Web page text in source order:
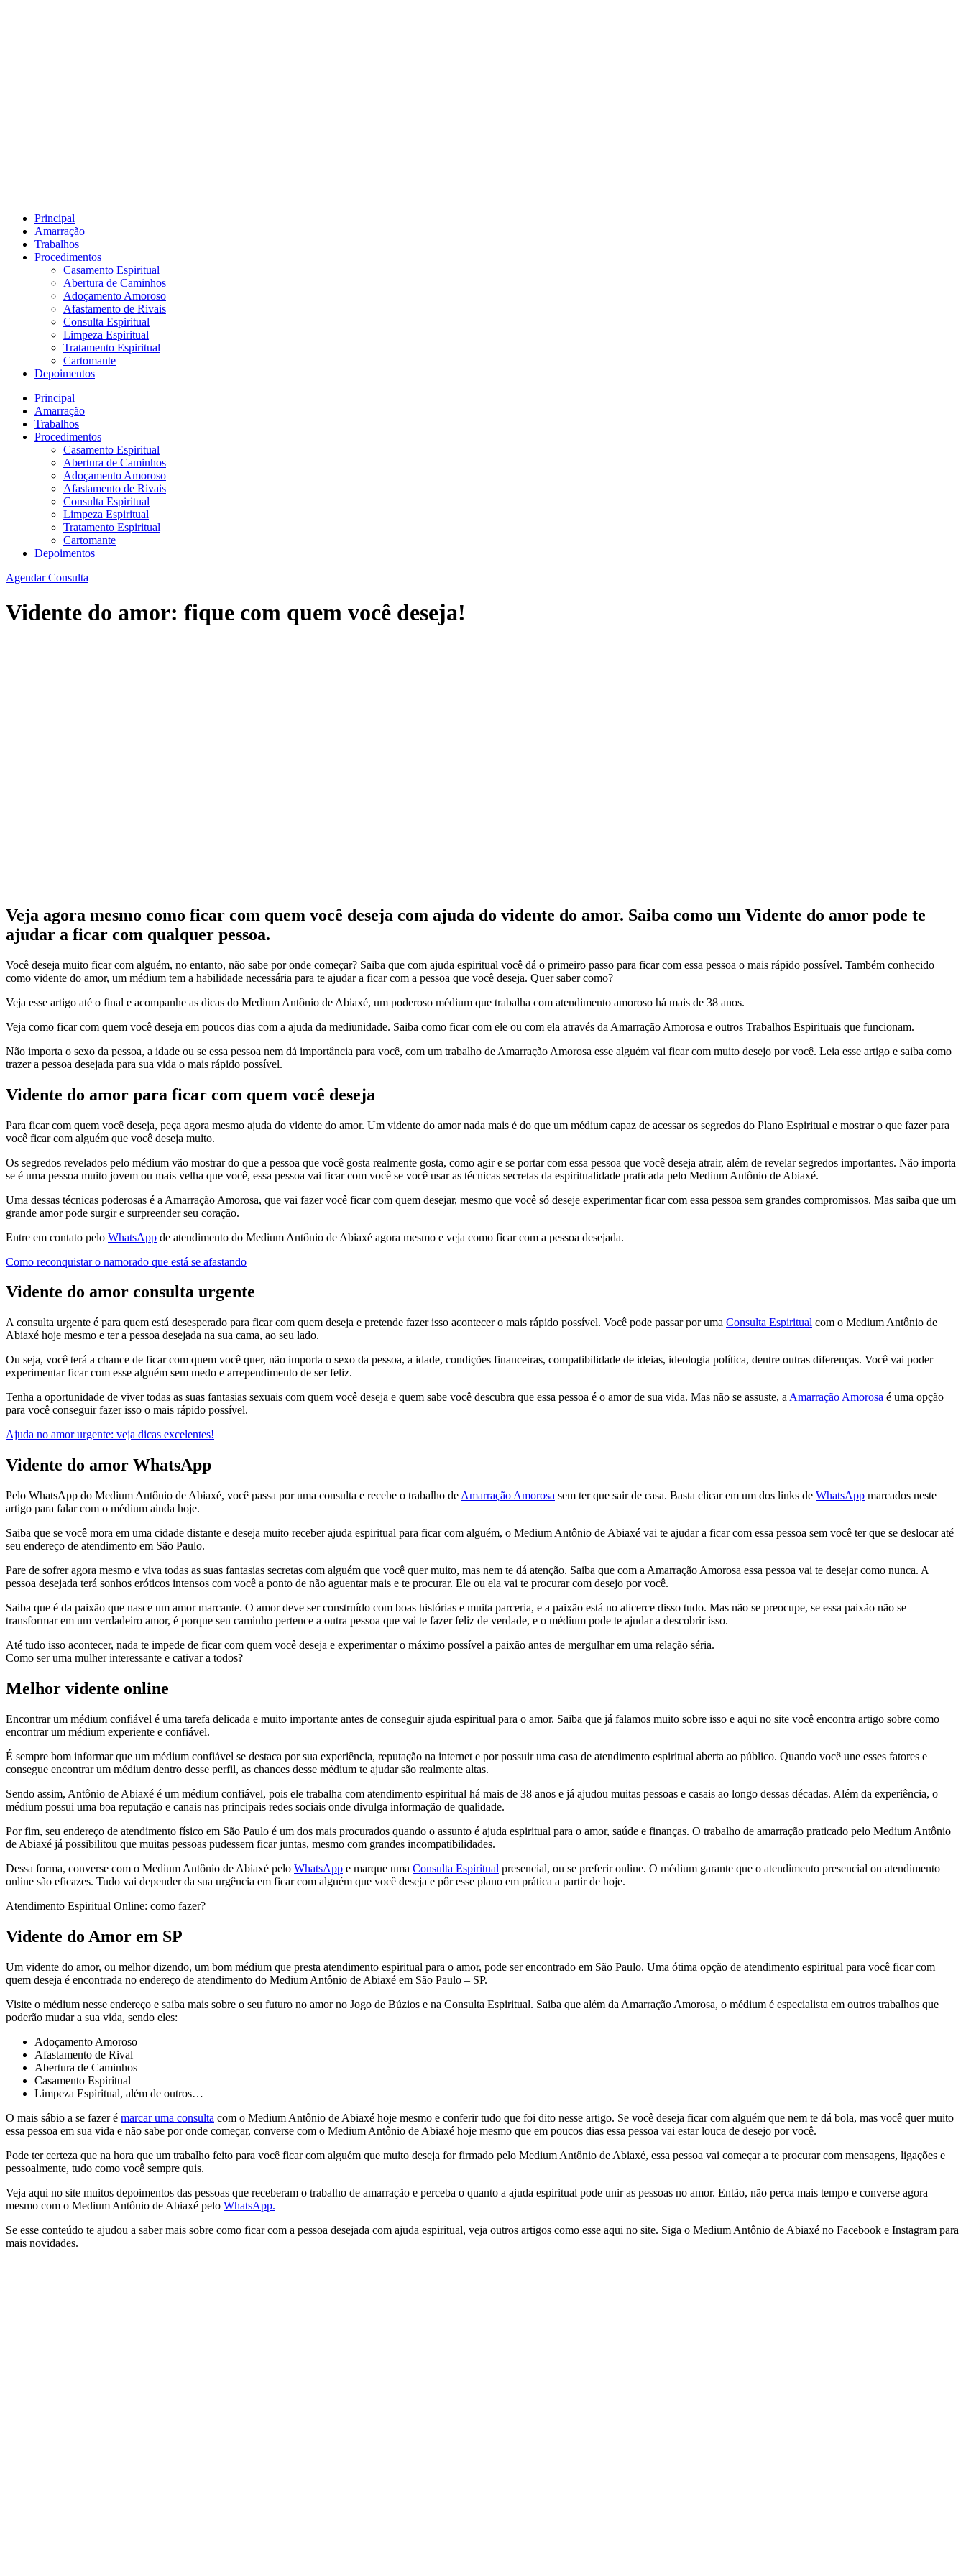
Principal
Amarração
Trabalhos
Procedimentos
Casamento Espiritual
Abertura de Caminhos
Adoçamento Amoroso
Afastamento de Rivais
Consulta Espiritual
Limpeza Espiritual
Tratamento Espiritual
Cartomante
Depoimentos
Principal
Amarração
Trabalhos
Procedimentos
Casamento Espiritual
Abertura de Caminhos
Adoçamento Amoroso
Afastamento de Rivais
Consulta Espiritual
Limpeza Espiritual
Tratamento Espiritual
Cartomante
Depoimentos
Agendar Consulta
Vidente do amor: fique com quem você deseja!
Veja agora mesmo como ficar com quem você deseja com ajuda do vidente do amor. Saiba como um Vidente do amor pode te
ajudar a ficar com qualquer pessoa.
Você deseja muito ficar com alguém, no entanto, não sabe por onde começar? Saiba que com ajuda espiritual você dá o primeiro passo para ficar com essa pessoa o mais rápido possível. Também conhecido
como vidente do amor, um médium tem a habilidade necessária para te ajudar a ficar com a pessoa que você deseja. Quer saber como?
Veja esse artigo até o final e acompanhe as dicas do Medium Antônio de Abiaxé, um poderoso médium que trabalha com atendimento amoroso há mais de 38 anos.
Veja como ficar com quem você deseja em poucos dias com a ajuda da mediunidade. Saiba como ficar com ele ou com ela através da Amarração Amorosa e outros Trabalhos Espirituais que funcionam.
Não importa o sexo da pessoa, a idade ou se essa pessoa nem dá importância para você, com um trabalho de Amarração Amorosa esse alguém vai ficar com muito desejo por você. Leia esse artigo e saiba como
trazer a pessoa desejada para sua vida o mais rápido possível.
Vidente do amor para ficar com quem você deseja
Para ficar com quem você deseja, peça agora mesmo ajuda do vidente do amor. Um vidente do amor nada mais é do que um médium capaz de acessar os segredos do Plano Espiritual e mostrar o que fazer para
você ficar com alguém que você deseja muito.
Os segredos revelados pelo médium vão mostrar do que a pessoa que você gosta realmente gosta, como agir e se portar com essa pessoa que você deseja atrair, além de revelar segredos importantes. Não importa
se é uma pessoa muito jovem ou mais velha que você, essa pessoa vai ficar com você se você usar as técnicas secretas da espiritualidade praticada pelo Medium Antônio de Abiaxé.
Uma dessas técnicas poderosas é a Amarração Amorosa, que vai fazer você ficar com quem desejar, mesmo que você só deseje experimentar ficar com essa pessoa sem grandes compromissos. Mas saiba que um
grande amor pode surgir e surpreender seu coração.
Entre em contato pelo WhatsApp de atendimento do Medium Antônio de Abiaxé agora mesmo e veja como ficar com a pessoa desejada.
Como reconquistar o namorado que está se afastando
Vidente do amor consulta urgente
A consulta urgente é para quem está desesperado para ficar com quem deseja e pretende fazer isso acontecer o mais rápido possível. Você pode passar por uma Consulta Espiritual com o Medium Antônio de
Abiaxé hoje mesmo e ter a pessoa desejada na sua cama, ao seu lado.
Ou seja, você terá a chance de ficar com quem você quer, não importa o sexo da pessoa, a idade, condições financeiras, compatibilidade de ideias, ideologia política, dentre outras diferenças. Você vai poder
experimentar ficar com esse alguém sem medo e arrependimento de ser feliz.
Tenha a oportunidade de viver todas as suas fantasias sexuais com quem você deseja e quem sabe você descubra que essa pessoa é o amor de sua vida. Mas não se assuste, a Amarração Amorosa é uma opção
para você conseguir fazer isso o mais rápido possível.
Ajuda no amor urgente: veja dicas excelentes!
Vidente do amor WhatsApp
Pelo WhatsApp do Medium Antônio de Abiaxé, você passa por uma consulta e recebe o trabalho de Amarração Amorosa sem ter que sair de casa. Basta clicar em um dos links de WhatsApp marcados neste
artigo para falar com o médium ainda hoje.
Saiba que se você mora em uma cidade distante e deseja muito receber ajuda espiritual para ficar com alguém, o Medium Antônio de Abiaxé vai te ajudar a ficar com essa pessoa sem você ter que se deslocar até
seu endereço de atendimento em São Paulo.
Pare de sofrer agora mesmo e viva todas as suas fantasias secretas com alguém que você quer muito, mas nem te dá atenção. Saiba que com a Amarração Amorosa essa pessoa vai te desejar como nunca. A
pessoa desejada terá sonhos eróticos intensos com você a ponto de não aguentar mais e te procurar. Ele ou ela vai te procurar com desejo por você.
Saiba que é da paixão que nasce um amor marcante. O amor deve ser construído com boas histórias e muita parceria, e a paixão está no alicerce disso tudo. Mas não se preocupe, se essa paixão não se
transformar em um verdadeiro amor, é porque seu caminho pertence a outra pessoa que vai te fazer feliz de verdade, e o médium pode te ajudar a descobrir isso.
Até tudo isso acontecer, nada te impede de ficar com quem você deseja e experimentar o máximo possível a paixão antes de mergulhar em uma relação séria.
Como ser uma mulher interessante e cativar a todos?
Melhor vidente online
Encontrar um médium confiável é uma tarefa delicada e muito importante antes de conseguir ajuda espiritual para o amor. Saiba que já falamos muito sobre isso e aqui no site você encontra artigo sobre como
encontrar um médium experiente e confiável.
É sempre bom informar que um médium confiável se destaca por sua experiência, reputação na internet e por possuir uma casa de atendimento espiritual aberta ao público. Quando você une esses fatores e
consegue encontrar um médium dentro desse perfil, as chances desse médium te ajudar são realmente altas.
Sendo assim, Antônio de Abiaxé é um médium confiável, pois ele trabalha com atendimento espiritual há mais de 38 anos e já ajudou muitas pessoas e casais ao longo dessas décadas. Além da experiência, o
médium possui uma boa reputação e canais nas principais redes sociais onde divulga informação de qualidade.
Por fim, seu endereço de atendimento físico em São Paulo é um dos mais procurados quando o assunto é ajuda espiritual para o amor, saúde e finanças. O trabalho de amarração praticado pelo Medium Antônio
de Abiaxé já possibilitou que muitas pessoas pudessem ficar juntas, mesmo com grandes incompatibilidades.
Dessa forma, converse com o Medium Antônio de Abiaxé pelo WhatsApp e marque uma Consulta Espiritual presencial, ou se preferir online. O médium garante que o atendimento presencial ou atendimento
online são eficazes. Tudo vai depender da sua urgência em ficar com alguém que você deseja e pôr esse plano em prática a partir de hoje.
Atendimento Espiritual Online: como fazer?
Vidente do Amor em SP
Um vidente do amor, ou melhor dizendo, um bom médium que presta atendimento espiritual para o amor, pode ser encontrado em São Paulo. Uma ótima opção de atendimento espiritual para você ficar com
quem deseja é encontrada no endereço de atendimento do Medium Antônio de Abiaxé em São Paulo – SP.
Visite o médium nesse endereço e saiba mais sobre o seu futuro no amor no Jogo de Búzios e na Consulta Espiritual. Saiba que além da Amarração Amorosa, o médium é especialista em outros trabalhos que
poderão mudar a sua vida, sendo eles:
Adoçamento Amoroso
Afastamento de Rival
Abertura de Caminhos
Casamento Espiritual
Limpeza Espiritual, além de outros…
O mais sábio a se fazer é marcar uma consulta com o Medium Antônio de Abiaxé hoje mesmo e conferir tudo que foi dito nesse artigo. Se você deseja ficar com alguém que nem te dá bola, mas você quer muito
essa pessoa em sua vida e não sabe por onde começar, converse com o Medium Antônio de Abiaxé hoje mesmo que em poucos dias essa pessoa vai estar louca de desejo por você.
Pode ter certeza que na hora que um trabalho feito para você ficar com alguém que muito deseja for firmado pelo Medium Antônio de Abiaxé, essa pessoa vai começar a te procurar com mensagens, ligações e
pessoalmente, tudo como você sempre quis.
Veja aqui no site muitos depoimentos das pessoas que receberam o trabalho de amarração e perceba o quanto a ajuda espiritual pode unir as pessoas no amor. Então, não perca mais tempo e converse agora
mesmo com o Medium Antônio de Abiaxé pelo WhatsApp.
Se esse conteúdo te ajudou a saber mais sobre como ficar com a pessoa desejada com ajuda espiritual, veja outros artigos como esse aqui no site. Siga o Medium Antônio de Abiaxé no Facebook e Instagram para
mais novidades.